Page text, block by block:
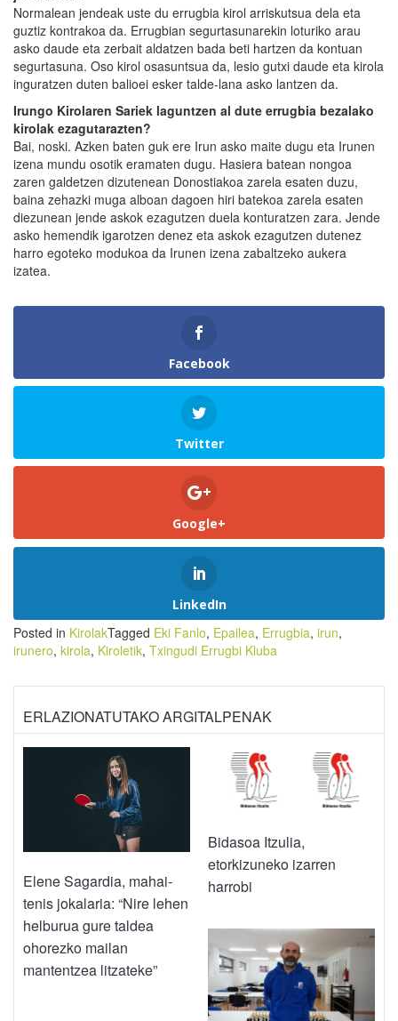
Normalean jendeak uste du errugbia kirol arriskutsua dela eta
guztiz kontrakoa da. Errugbian segurtasunarekin loturiko arau
asko daude eta zerbait aldatzen bada beti hartzen da kontuan
segurtasuna. Oso kirol osasuntsua da, lesio gutxi daude eta kirola
inguratzen duten balioei esker talde-lana asko lantzen da.
Irungo Kirolaren Sariek laguntzen al dute errugbia bezalako
kirolak ezagutarazten?
Bai, noski. Azken baten guk ere Irun asko maite dugu eta Irunen
izena mundu osotik eramaten dugu. Hasiera batean nongoa
zaren galdetzen dizutenean Donostiakoa zarela esaten duzu,
baina zehazki muga alboan dagoen hiri batekoa zarela esaten
diezunean jende askok ezagutzen duela konturatzen zara. Jende
asko hemendik igarotzen denez eta askok ezagutzen dutenez
harro egoteko modukoa da Irunen izena zabaltzeko aukera
izatea.
Facebook
Twitter
Google+
LinkedIn
Posted in KirolakTagged Eki Fanlo, Epailea, Errugbia, irun,
irunero, kirola, Kiroletik, Txingudi Errugbi Kluba
ERLAZIONATUTAKO ARGITALPENAK
Elene Sagardia, mahai-
tenis jokalaria: “Nire lehen
helburua gure taldea
ohorezko mailan
mantentzea litzateke”
Bidasoa Itzulia,
etorkizuneko izarren
harrobi